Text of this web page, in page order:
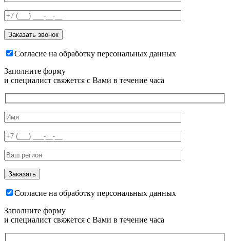
Согласие на обработку персональных данных
Заполните форму
и специалист свяжется с Вами в течение часа
Согласие на обработку персональных данных
Заполните форму
и специалист свяжется с Вами в течение часа